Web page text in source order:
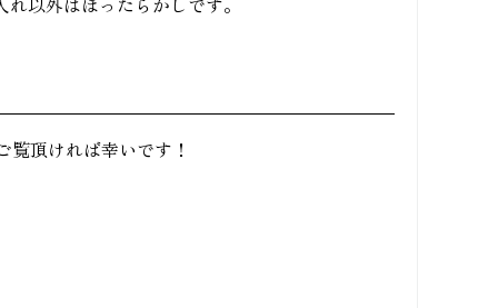
頂ければ幸いです！